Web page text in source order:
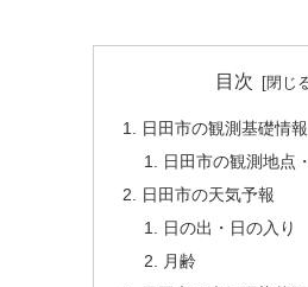
目次
日田市の観測基礎情報
日田市の観測地点
日田市の天気予報
日の出・日の入り
月齢